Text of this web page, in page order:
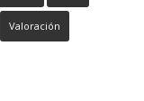
Valoración